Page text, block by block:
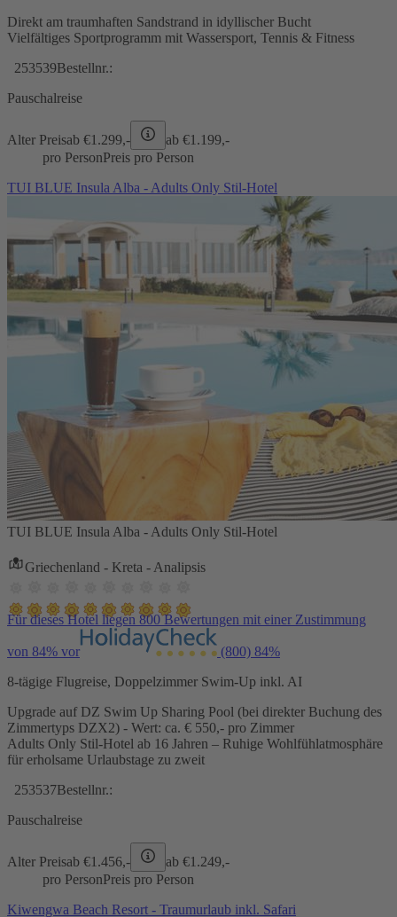
Direkt am traumhaften Sandstrand in idyllischer Bucht
Vielfältiges Sportprogramm mit Wassersport, Tennis & Fitness
253539Bestellnr.:
Pauschalreise
Alter Preisab €1.299,- ab €1.199,-
pro PersonPreis pro Person
TUI BLUE Insula Alba - Adults Only Stil-Hotel
TUI BLUE Insula Alba - Adults Only Stil-Hotel
Griechenland - Kreta - Analipsis
Für dieses Hotel liegen 800 Bewertungen mit einer Zustimmung
von 84% vor (800) 84%
8-tägige Flugreise, Doppelzimmer Swim-Up inkl. AI
Upgrade auf DZ Swim Up Sharing Pool (bei direkter Buchung des
Zimmertyps DZX2) - Wert: ca. € 550,- pro Zimmer
Adults Only Stil-Hotel ab 16 Jahren – Ruhige Wohlfühlatmosphäre
für erholsame Urlaubstage zu zweit
253537Bestellnr.:
Pauschalreise
Alter Preisab €1.456,- ab €1.249,-
pro PersonPreis pro Person
Kiwengwa Beach Resort - Traumurlaub inkl. Safari